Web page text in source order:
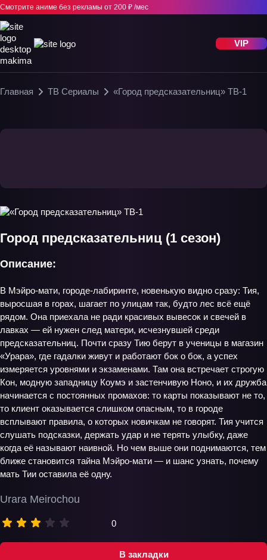
Смотрите аниме без рекламы от 200 ₽ /мес
VIP
Главная ТВ Сериалы «Город предсказательниц» ТВ-1
В закладки
Город предсказательниц (1 сезон)
Urara Meirochou
0
Описание:
В Мэйро-мати, городе-лабиринте, новенькую видно сразу: Тия,
выросшая в горах, шагает по улицам так, будто лес всё ещё
рядом. Она приехала не ради красивых вывесок и свечей в
лавках — ей нужен след матери, исчезнувшей среди
предсказательниц. Почти сразу Тию берут в ученицы в магазин
«Урара», где гадалки живут и работают бок о бок, а успех
измеряется уровнями и экзаменами. Там она встречает строгую
Кон, модную западницу Коумэ и застенчивую Ноно, и их дружба
начинается с постоянных промахов: то карты показывают не то,
то клиент оказывается слишком опасным, то в городе
всплывают правила, о которых новичкам не говорят. Тия учится
слушать подсказки, держать удар и не терять улыбку, даже
когда её называют наивной. Но чем выше они поднимаются, тем
ближе становится тайна Мэйро-мати — и шанс узнать, почему
мать Тии оставила её одну.